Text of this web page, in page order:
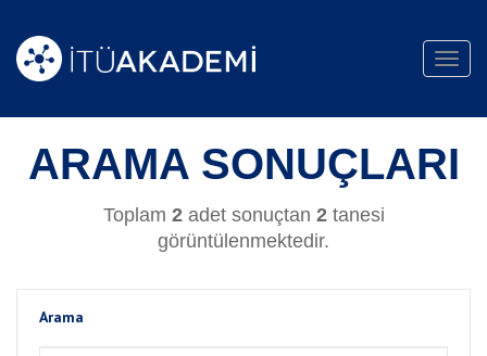
ARAMA SONUÇLARI
Toplam 2adet sonuçtan 2tanesi
görüntülenmektedir.
Arama